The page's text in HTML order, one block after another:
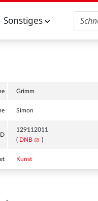
Sonstiges
Grimm
Simon
129112011
( DNB )
Kunst